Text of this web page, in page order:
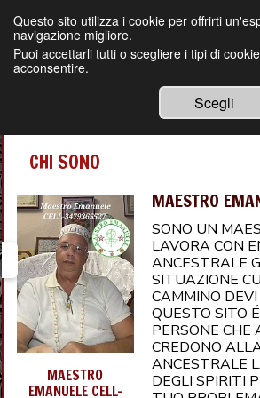
MAGIA
LEGAMENTI
CELL- +39
CHI SONO
MAESTRO
EMANUELE CELL-
MAESTRO
SONO UN
LAVORA CON
ANCESTRALE
SITUAZIONE
CAMMINO
QUESTO SITO
PERSONE CHE
CREDONO
ANCESTRALE
DEGLI SPIRITI
Questo sito utilizza i cookie per offrirti
navigazione migliore.
Puoi accettarli tutti o scegliere i tipi di
acconsentire.
Scegli